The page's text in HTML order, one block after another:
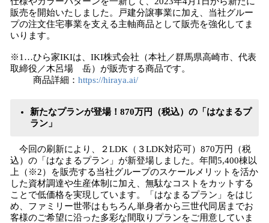
販売を開始いたしました。戸建分譲事業に加え、当社グルー
プの注文住宅事業を支える主軸商品として販売を強化してま
いります。
※1…ひら家IKIは、IKI株式会社（本社／群馬県高崎市、代表
取締役／木呂場 岳）が販売する商品です。
商品詳細： https://hiraya.ai/
新たなプランが登場！870万円（税込）の「はなまるプ
ラン」
今回の刷新により、２LDK（３LDK対応可）870万円（税
込）の「はなまるプラン」が新登場しました。年間5,400棟以
上（※2）を販売する当社グループのスケールメリットを活か
した資材調達や生産体制に加え、無駄なコストをカットする
ことで低価格を実現しています。「はなまるプラン」をはじ
め、ファミリー世帯はもちろん単身者から三世代同居までお
客様のご希望に沿った多彩な間取りプランをご用意していま